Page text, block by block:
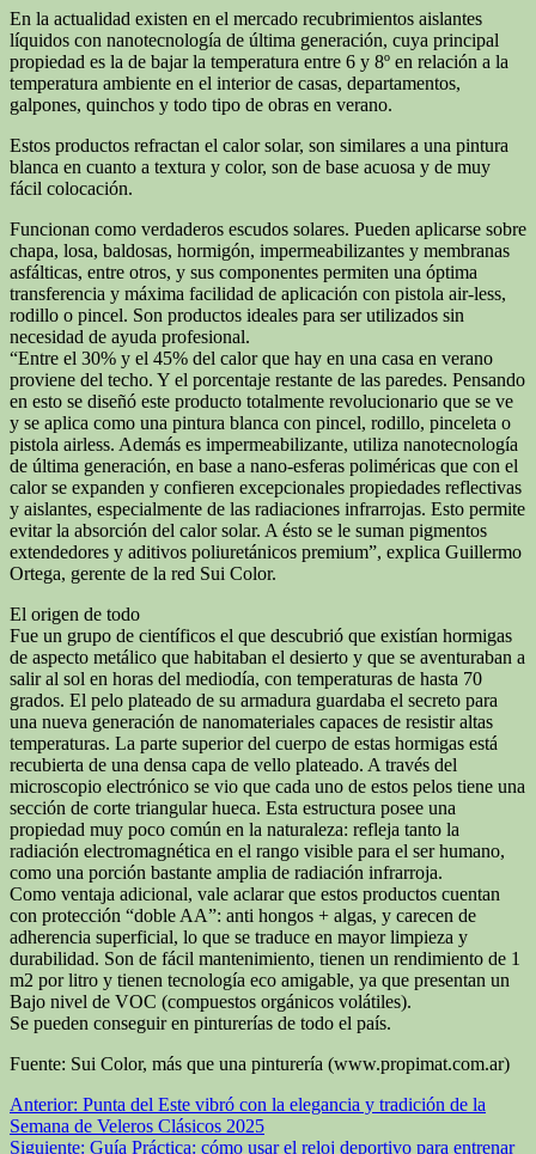
En la actualidad existen en el mercado recubrimientos aislantes
líquidos con nanotecnología de última generación, cuya principal
propiedad es la de bajar la temperatura entre 6 y 8º en relación a la
temperatura ambiente en el interior de casas, departamentos,
galpones, quinchos y todo tipo de obras en verano.
Estos productos refractan el calor solar, son similares a una pintura
blanca en cuanto a textura y color, son de base acuosa y de muy
fácil colocación.
Funcionan como verdaderos escudos solares. Pueden aplicarse sobre
chapa, losa, baldosas, hormigón, impermeabilizantes y membranas
asfálticas, entre otros, y sus componentes permiten una óptima
transferencia y máxima facilidad de aplicación con pistola air-less,
rodillo o pincel. Son productos ideales para ser utilizados sin
necesidad de ayuda profesional.
“Entre el 30% y el 45% del calor que hay en una casa en verano
proviene del techo. Y el porcentaje restante de las paredes. Pensando
en esto se diseñó este producto totalmente revolucionario que se ve
y se aplica como una pintura blanca con pincel, rodillo, pinceleta o
pistola airless. Además es impermeabilizante, utiliza nanotecnología
de última generación, en base a nano-esferas poliméricas que con el
calor se expanden y confieren excepcionales propiedades reflectivas
y aislantes, especialmente de las radiaciones infrarrojas. Esto permite
evitar la absorción del calor solar. A ésto se le suman pigmentos
extendedores y aditivos poliuretánicos premium”, explica Guillermo
Ortega, gerente de la red Sui Color.
El origen de todo
Fue un grupo de científicos el que descubrió que existían hormigas
de aspecto metálico que habitaban el desierto y que se aventuraban a
salir al sol en horas del mediodía, con temperaturas de hasta 70
grados. El pelo plateado de su armadura guardaba el secreto para
una nueva generación de nanomateriales capaces de resistir altas
temperaturas. La parte superior del cuerpo de estas hormigas está
recubierta de una densa capa de vello plateado. A través del
microscopio electrónico se vio que cada uno de estos pelos tiene una
sección de corte triangular hueca. Esta estructura posee una
propiedad muy poco común en la naturaleza: refleja tanto la
radiación electromagnética en el rango visible para el ser humano,
como una porción bastante amplia de radiación infrarroja.
Como ventaja adicional, vale aclarar que estos productos cuentan
con protección “doble AA”: anti hongos + algas, y carecen de
adherencia superficial, lo que se traduce en mayor limpieza y
durabilidad. Son de fácil mantenimiento, tienen un rendimiento de 1
m2 por litro y tienen tecnología eco amigable, ya que presentan un
Bajo nivel de VOC (compuestos orgánicos volátiles).
Se pueden conseguir en pinturerías de todo el país.
Fuente: Sui Color, más que una pinturería (www.propimat.com.ar)
Navegación
de
Anterior: Punta del Este vibró con la elegancia y tradición de la
Semana de Veleros Clásicos 2025
Siguiente: Guía Práctica: cómo usar el reloj deportivo para entrenar